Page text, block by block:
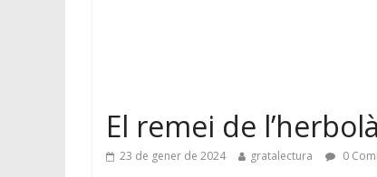
El remei de
23 de gener de 2024 gratalectura 0